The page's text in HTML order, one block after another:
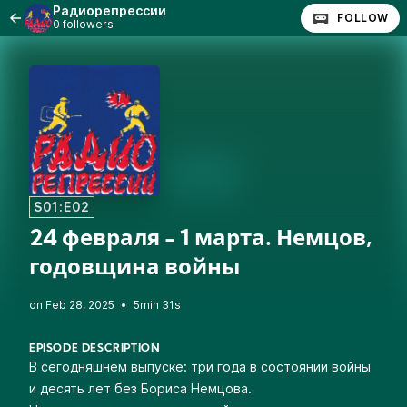
Радиорепрессии
0 followers FOLLOW
S01:E02
24 февраля - 1 марта. Немцов,
годовщина войны
• 5min 31s
EPISODE DESCRIPTION
В сегодняшнем выпуске: три года в состоянии войны
и десять лет без Бориса Немцова.